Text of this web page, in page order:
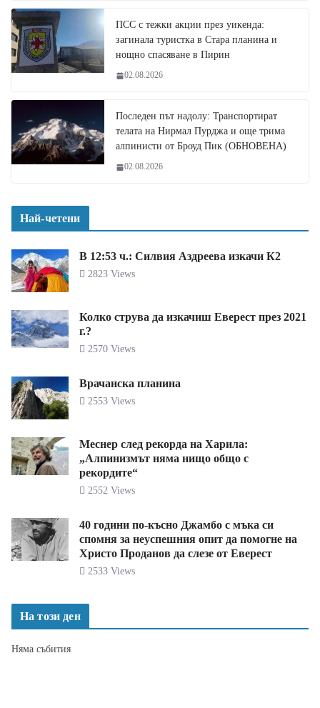
ПСС с тежки акции през уикенда:
загинала туристка в Стара планина и
нощно спасяване в Пирин
02.08.2026
Последен път надолу: Транспортират
телата на Нирмал Пурджа и още трима
алпинисти от Броуд Пик (ОБНОВЕНА)
02.08.2026
Най-четени
В 12:53 ч.: Силвия Аздреева изкачи К2
2823 Views
Колко струва да изкачиш Еверест през 2021
г.?
2570 Views
Врачанска планина
2553 Views
Меснер след рекорда на Харила:
„Алпинизмът няма нищо общо с
рекордите“
2552 Views
40 години по-късно Джамбо с мъка си
спомня за неуспешния опит да помогне на
Христо Проданов да слезе от Еверест
2533 Views
На този ден
Няма събития